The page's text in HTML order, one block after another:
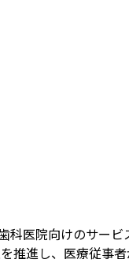
医院向けのサービ
推進し、医療従事